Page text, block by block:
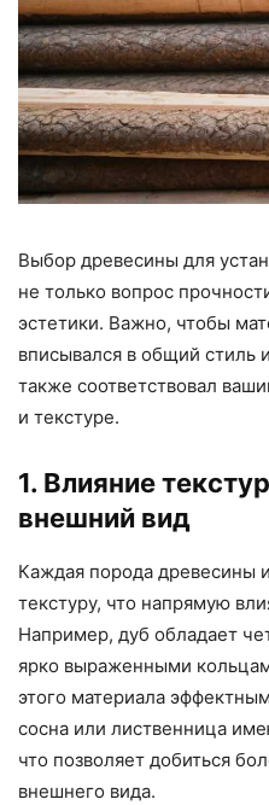
Выбор древесины для
не только вопрос
эстетики. Важно, чтобы
вписывался в общий стиль
также соответствовал
и текстуре.
1. Влияние
внешний вид
Каждая порода древесины
текстуру, что напрямую
Например, дуб обладает
ярко выраженными
этого материала
сосна или лиственница
что позволяет добиться
внешнего вида.